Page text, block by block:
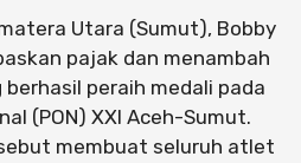
Utara (Sumut), Bobby
pajak dan menambah
peraih medali pada
(PON) XXI Aceh-Sumut.
membuat seluruh atlet